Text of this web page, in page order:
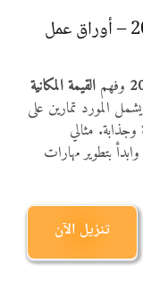
القيمة المكانية: مقارنة الأعداد حتى 20 – أوراق عمل
وفهم القيمة المكانية
المورد تمارين على
مثالي
وابدأ بتطوير مهارات
تنزيل الآن